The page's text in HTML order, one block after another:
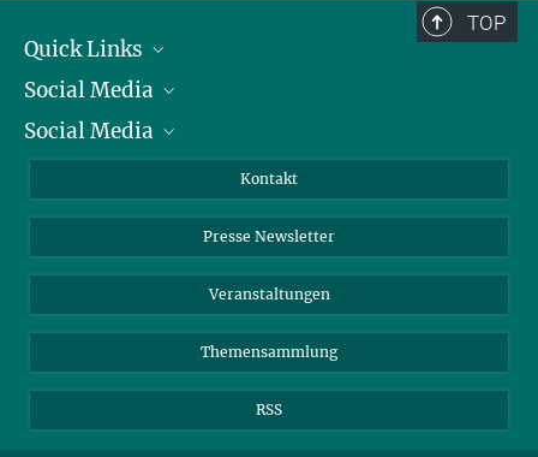
TOP
Quick Links
Präsident
Zahlen und Fakten
Meldestelle Fehlverhalten
Social Media
Bluesky
Social Media
YouTube
Kontakt
Presse Newsletter
Veranstaltungen
Themensammlung
RSS